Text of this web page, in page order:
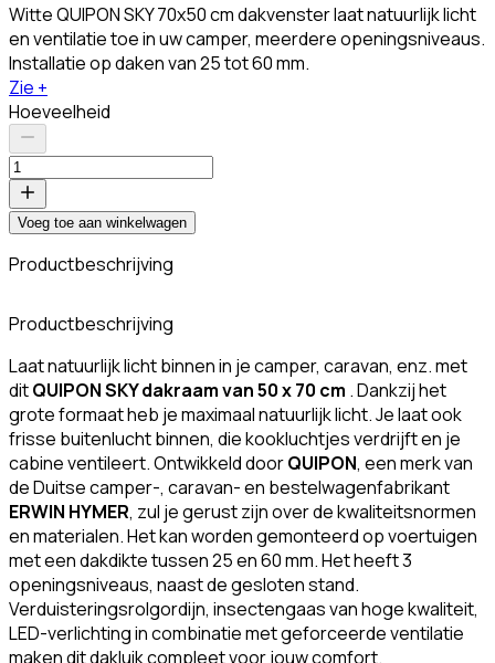
Witte QUIPON SKY 70x50 cm dakvenster laat natuurlijk licht
en ventilatie toe in uw camper, meerdere openingsniveaus.
Installatie op daken van 25 tot 60 mm.
Zie +
Hoeveelheid
Voeg toe aan winkelwagen
Productbeschrijving
Productbeschrijving
Laat natuurlijk licht binnen in je camper, caravan, enz. met
ditQUIPON SKY dakraam van 50 x 70 cm . Dankzij het
grote formaat heb je maximaal natuurlijk licht. Je laat ook
frisse buitenlucht binnen, die kookluchtjes verdrijft en je
cabine ventileert. Ontwikkeld doorQUIPON, een merk van
de Duitse camper-, caravan- en bestelwagenfabrikant
ERWIN HYMER, zul je gerust zijn over de kwaliteitsnormen
en materialen. Het kan worden gemonteerd op voertuigen
met een dakdikte tussen 25 en 60 mm. Het heeft 3
openingsniveaus, naast de gesloten stand.
Verduisteringsrolgordijn, insectengaas van hoge kwaliteit,
LED-verlichting in combinatie met geforceerde ventilatie
maken dit dakluik compleet voor jouw comfort.